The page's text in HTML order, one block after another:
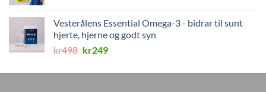
kr298.kr178.
Vesterålens Essential Omega-3 - bidrar til sunt
hjerte, hjerne og godt syn
kr498 Opprinnelig
var:
kr249Nåværende
er: